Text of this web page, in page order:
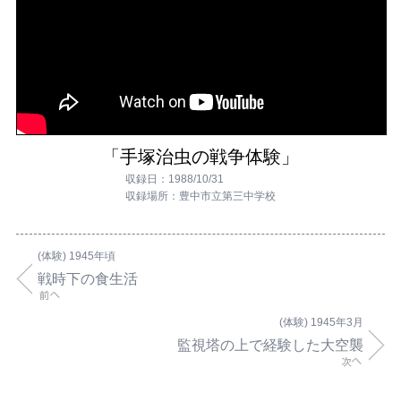
「手塚治虫の戦争体験」
収録日：1988/10/31
収録場所：豊中市立第三中学校
(体験) 1945年頃
戦時下の食生活
(体験) 1945年3月
監視塔の上で経験した大空襲